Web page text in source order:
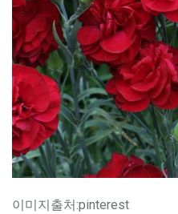
이미지출처:pinterest